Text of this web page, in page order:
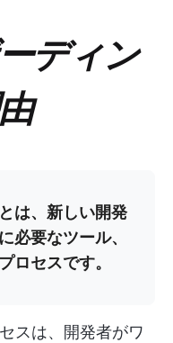
ディン
は、新しい開発
必要なツール、
ロセスです。
スは、開発者がワ